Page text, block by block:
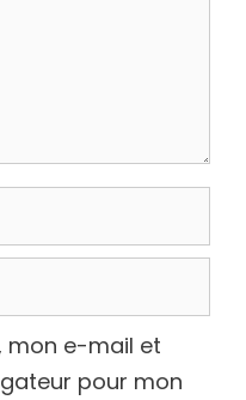
mon e-mail et
pour mon